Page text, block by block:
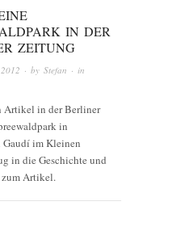
IN DER
ZEITUNG
· byStefan · in
Artikel in der Berliner
in
Gaudí im Kleinen
in die Geschichte und
Artikel.